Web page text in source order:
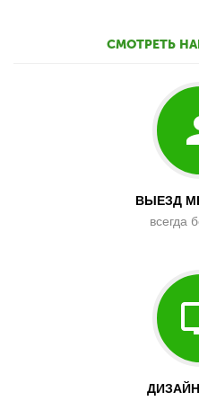
СМОТРЕТЬ
ВЫЕЗД
всегда